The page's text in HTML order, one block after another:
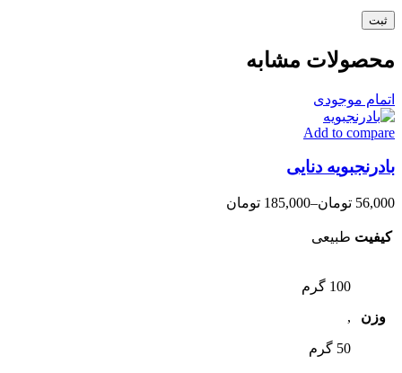
محصولات مشابه
اتمام موجودی
Add to compare
بادرنجبویه دنایی
56,000 تومان–
185,000 تومان
کیفیت طبیعی
وزن
100 گرم
,
50 گرم